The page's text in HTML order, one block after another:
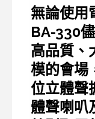
無論使用
BA-330
高品質、
模的會場
位立體聲
體聲喇叭